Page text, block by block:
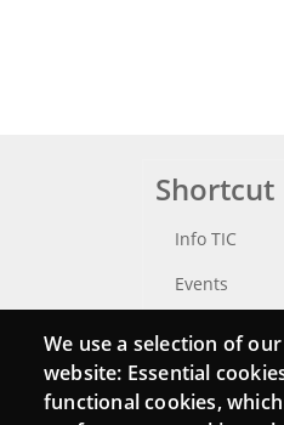
Shortcut
Info TIC
Events
Catalogue of
Job and
We use a selection of
website: Essential
functional cookies,